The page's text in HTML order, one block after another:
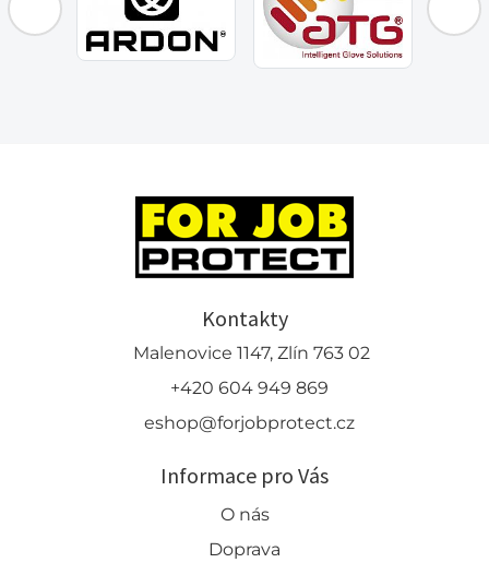
Kontakty
Malenovice 1147, Zlín 763 02
+420 604 949 869
eshop@forjobprotect.cz
Informace pro Vás
O nás
Doprava